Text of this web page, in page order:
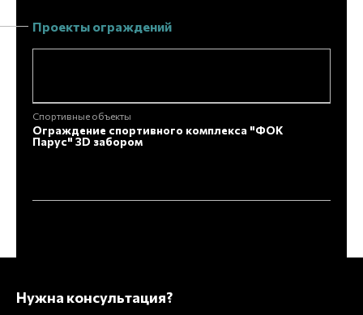
Проекты ограждений
Спортивные объекты
Ограждение спортивного комплекса "ФОК
Парус" 3D забором
Нужна консультация?